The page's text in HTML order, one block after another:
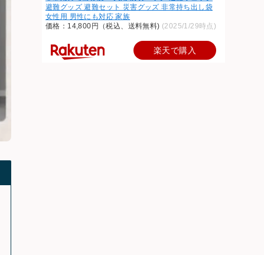
避難グッズ 避難セット 災害グッズ 非常持ち出し袋
女性用 男性にも対応 家族
価格：14,800円（税込、送料無料) (2025/1/29時点)
楽天で購入